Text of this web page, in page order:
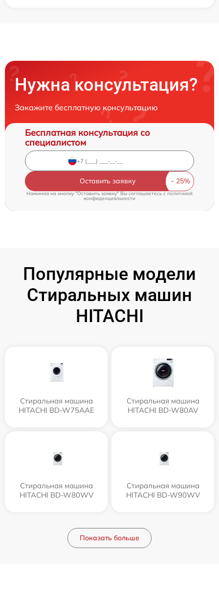
Нужна консультация?
Закажите бесплатную консультацию
Бесплатная консультация со
специалистом
Оставить заявку
Нажимая на кнопку "Оставить заявку" Вы соглашаетесь cполитикой
конфиденциальности
Популярные модели
Стиральных машин
HITACHI
Стиральная машина
HITACHI BD-W75AAE
Стиральная машина
HITACHI BD-W80AV
Стиральная машина
HITACHI BD-W80WV
Стиральная машина
HITACHI BD-W90WV
Показать больше